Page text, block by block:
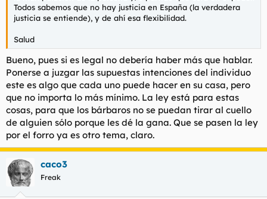
Todos sabemos que no hay justicia en España (la verdadera
justicia se entiende), y de ahí esa flexibilidad.
Salud
Bueno, pues si es legal no debería haber más que hablar.
Ponerse a juzgar las supuestas intenciones del individuo
este es algo que cada uno puede hacer en su casa, pero
que no importa lo más mínimo. La ley está para estas
cosas, para que los bárbaros no se puedan tirar al cuello
de alguien sólo porque les dé la gana. Que se pasen la ley
por el forro ya es otro tema, claro.
caco3
Freak